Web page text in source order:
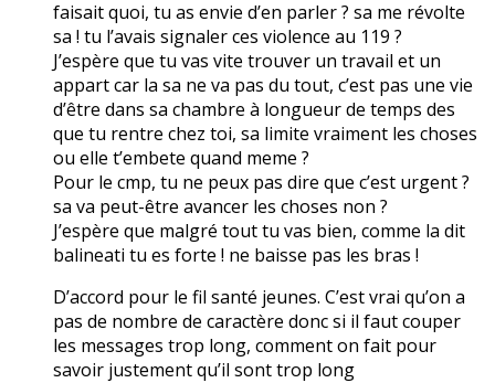
faisait quoi, tu as envie d’en parler ? sa me révolte
sa ! tu l’avais signaler ces violence au 119 ?
J’espère que tu vas vite trouver un travail et un
appart car la sa ne va pas du tout, c’est pas une vie
d’être dans sa chambre à longueur de temps des
que tu rentre chez toi, sa limite vraiment les choses
ou elle t’embete quand meme ?
Pour le cmp, tu ne peux pas dire que c’est urgent ?
sa va peut-être avancer les choses non ?
J’espère que malgré tout tu vas bien, comme la dit
balineati tu es forte ! ne baisse pas les bras !
D’accord pour le fil santé jeunes. C’est vrai qu’on a
pas de nombre de caractère donc si il faut couper
les messages trop long, comment on fait pour
savoir justement qu’il sont trop long